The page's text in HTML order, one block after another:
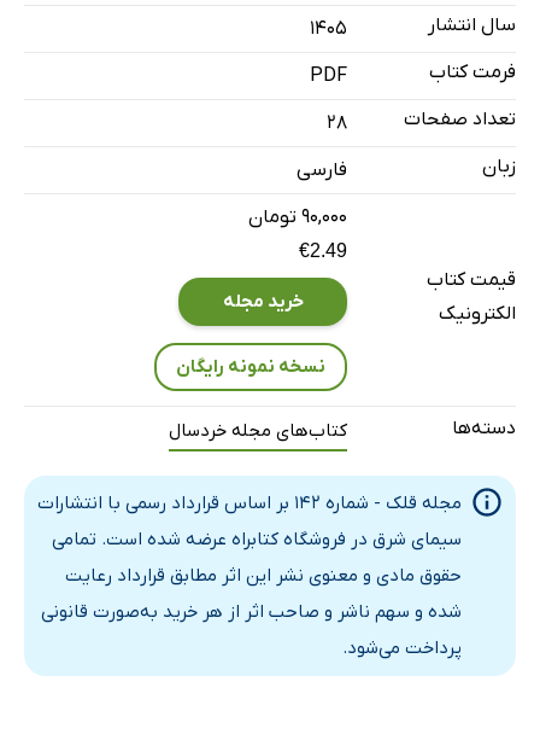
آرزوی بچه‌ها
راه خوشمزه
ابر بهانه‌گیر
ایران جانمان
شهر فرشتگان کوچک
سال انتشار
۱۴۰۵
فرمت کتاب
PDF
تعداد صفحات
28
زبان
فارسی
قیمت کتاب
الکترونیک
۹۰,۰۰۰ تومان
€2.49
خرید مجله
نسخه نمونه رایگان
دسته‌ها کتاب‌های مجله خردسال
مجله قلک - شماره 142 بر اساس قرارداد رسمی با انتشارات
سیمای شرق در فروشگاه کتابراه عرضه شده است. تمامی
حقوق مادی و معنوی نشر این اثر مطابق قرارداد رعایت
شده و سهم ناشر و صاحب اثر از هر خرید به‌صورت قانونی
پرداخت می‌شود.